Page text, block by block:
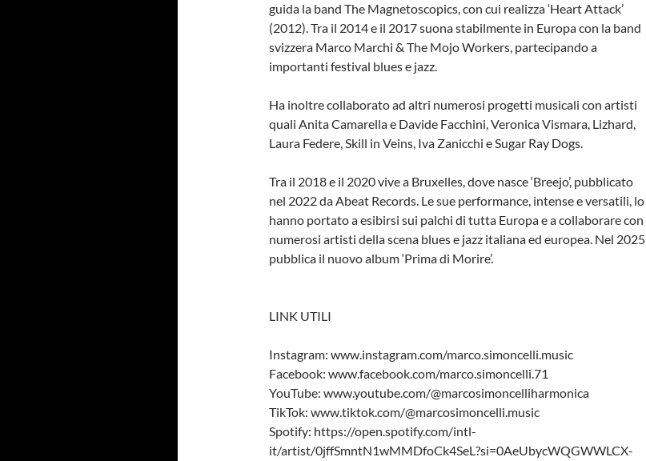
guida la band The Magnetoscopics, con cui realizza ‘Heart Attack’
(2012). Tra il 2014 e il 2017 suona stabilmente in Europa con la band
svizzera Marco Marchi & The Mojo Workers, partecipando a
importanti festival blues e jazz.
Ha inoltre collaborato ad altri numerosi progetti musicali con artisti
quali Anita Camarella e Davide Facchini, Veronica Vismara, Lizhard,
Laura Federe, Skill in Veins, Iva Zanicchi e Sugar Ray Dogs.
Tra il 2018 e il 2020 vive a Bruxelles, dove nasce ‘Breejo’, pubblicato
nel 2022 da Abeat Records. Le sue performance, intense e versatili, lo
hanno portato a esibirsi sui palchi di tutta Europa e a collaborare con
numerosi artisti della scena blues e jazz italiana ed europea. Nel 2025
pubblica il nuovo album ‘Prima di Morire’.
LINK UTILI
Instagram: www.instagram.com/marco.simoncelli.music
Facebook: www.facebook.com/marco.simoncelli.71
YouTube: www.youtube.com/@marcosimoncelliharmonica
TikTok: www.tiktok.com/@marcosimoncelli.music
Spotify: https://open.spotify.com/intl-
it/artist/0jffSmntN1wMMDfoCk4SeL?si=0AeUbycWQGWWLCX-